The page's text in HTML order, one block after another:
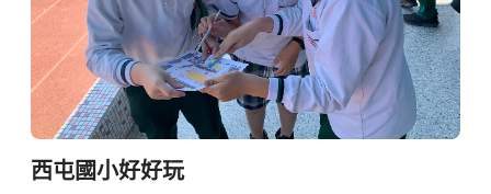
西屯國小好好玩